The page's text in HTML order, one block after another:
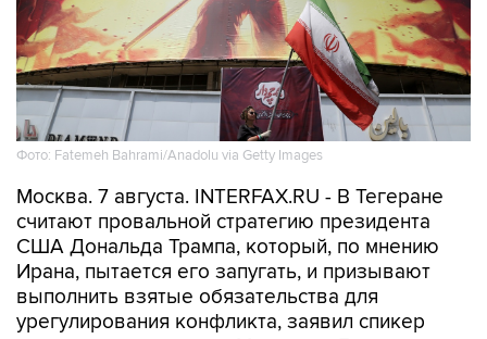
Фото: Fatemeh Bahrami/Anadolu via Getty Images
Москва. 7 августа. INTERFAX.RU - В Тегеране
считают провальной стратегию президента
США Дональда Трампа, который, по мнению
Ирана, пытается его запугать, и призывают
выполнить взятые обязательства для
урегулирования конфликта, заявил спикер